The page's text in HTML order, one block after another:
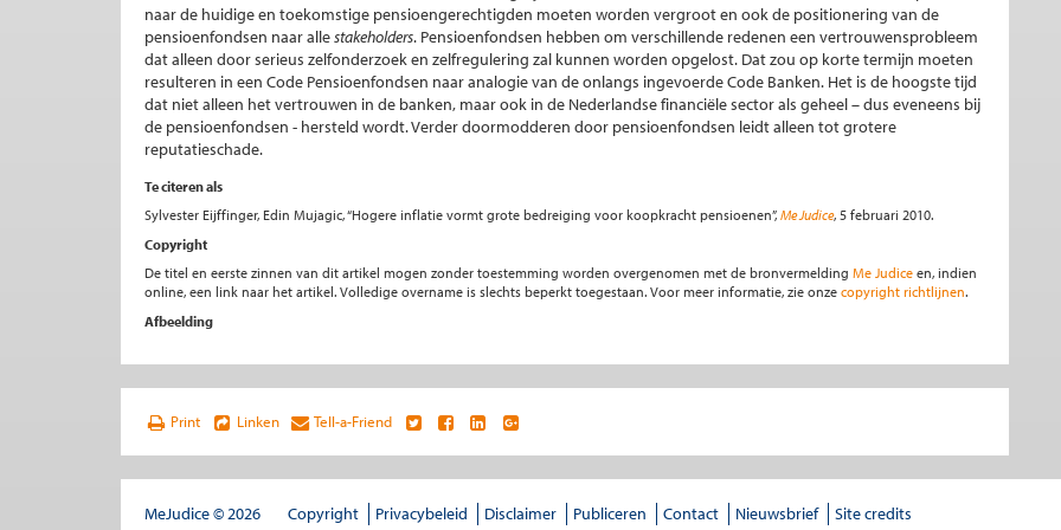
naar de huidige en toekomstige pensioengerechtigden moeten worden vergroot en ook de positionering van de
pensioenfondsen naar allestakeholders. Pensioenfondsen hebben om verschillende redenen een vertrouwensprobleem
dat alleen door serieus zelfonderzoek en zelfregulering zal kunnen worden opgelost. Dat zou op korte termijn moeten
resulteren in een Code Pensioenfondsen naar analogie van de onlangs ingevoerde Code Banken. Het is de hoogste tijd
dat niet alleen het vertrouwen in de banken, maar ook in de Nederlandse financiële sector als geheel – dus eveneens bij
de pensioenfondsen - hersteld wordt. Verder doormodderen door pensioenfondsen leidt alleen tot grotere
reputatieschade.
Te citeren als
Sylvester Eijffinger, Edin Mujagic, “Hogere inflatie vormt grote bedreiging voor koopkracht pensioenen”, Me Judice, 5 februari 2010.
Copyright
De titel en eerste zinnen van dit artikel mogen zonder toestemming worden overgenomen met de bronvermelding Me Judice en, indien
online, een link naar het artikel. Volledige overname is slechts beperkt toegestaan. Voor meer informatie, zie onze copyright richtlijnen.
Afbeelding
Print Linken Tell-a-Friend
MeJudice © 2026 Copyright Privacybeleid Disclaimer Publiceren Contact Nieuwsbrief Site credits